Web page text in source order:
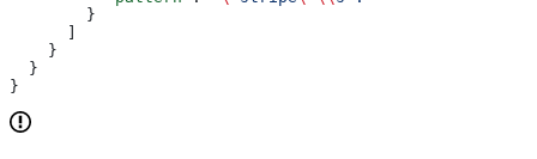
        }
      ]
    }
  }
}